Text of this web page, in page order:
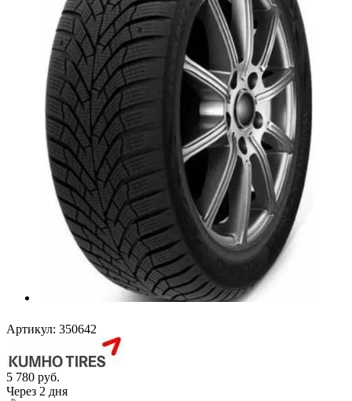
Артикул: 350642
5 780 руб.
Через 2 дня